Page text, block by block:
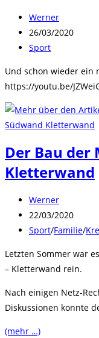
Beitrags-
Autor:
Werner
Beitrag
veröffentlicht:
26/03/2020
Beitrags-
Sport
Und schon wieder ein
https://youtu.be/
Der Bau der
Kletterwand
Beitrags-
Autor:
Werner
Beitrag
veröffentlicht:
22/03/2020
Beitrags-
Sport/Familie/
Letzten Sommer war
– Kletterwand rein.
Nach einigen Netz-
Diskussionen konnte
(mehr …)